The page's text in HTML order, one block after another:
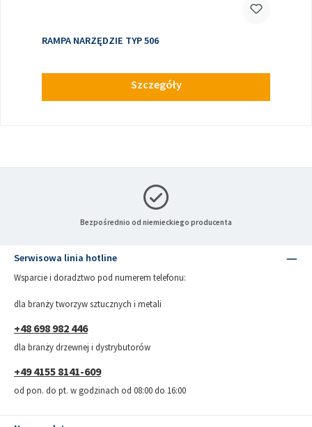
RAMPA NARZĘDZIE TYP 506
Szczegóły
Bezpośrednio od niemieckiego producenta
Serwisowa linia hotline
Wsparcie i doradztwo pod numerem telefonu:
dla branży tworzyw sztucznych i metali
+48 698 982 446
dla branży drzewnej i dystrybutorów
+49 4155 8141-609
od pon. do pt. w godzinach od 08:00 do 16:00